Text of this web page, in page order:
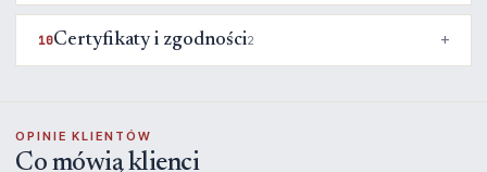
10Certyfikaty i zgodności2
OPINIE KLIENTÓW
Co mówią klienci